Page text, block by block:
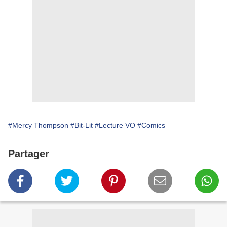
#Mercy Thompson #Bit-Lit #Lecture VO #Comics
Partager